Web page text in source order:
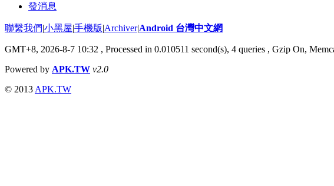
發消息
聯繫我們|小黑屋|手機版|Archiver|Android 台灣中文網
GMT+8, 2026-8-7 10:32 , Processed in 0.010511 second(s), 4 queries , Gzip On,
Powered by APK.TW v2.0
© 2013 APK.TW